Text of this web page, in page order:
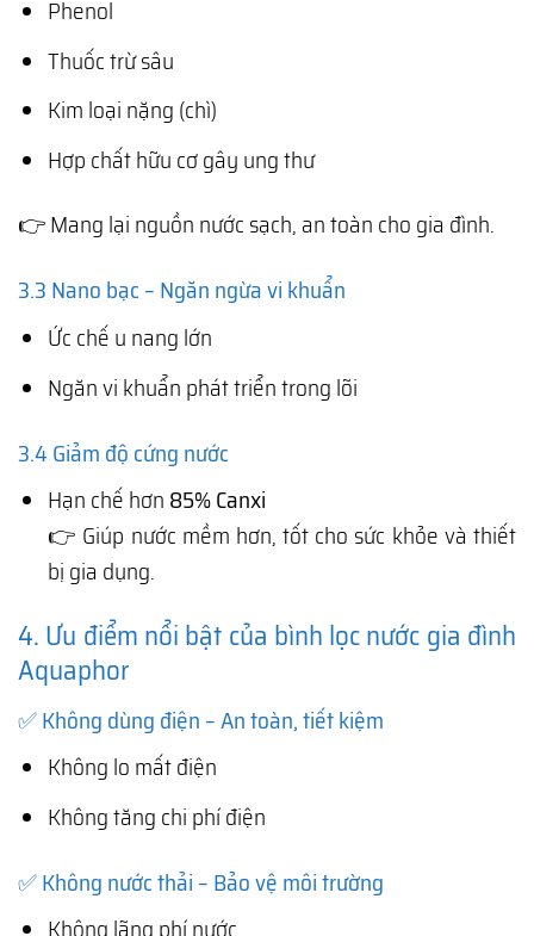
Phenol
Thuốc trừ sâu
Kim loại nặng (chì)
Hợp chất hữu cơ gây ung thư
👉 Mang lại nguồn nước sạch, an toàn cho gia đình.
3.3 Nano bạc – Ngăn ngừa vi khuẩn
Ức chế u nang lớn
Ngăn vi khuẩn phát triển trong lõi
3.4 Giảm độ cứng nước
Hạn chế hơn 85% Canxi
👉 Giúp nước mềm hơn, tốt cho sức khỏe và thiết
bị gia dụng.
4. Ưu điểm nổi bật của bình lọc nước gia đình
Aquaphor
✅ Không dùng điện – An toàn, tiết kiệm
Không lo mất điện
Không tăng chi phí điện
✅ Không nước thải – Bảo vệ môi trường